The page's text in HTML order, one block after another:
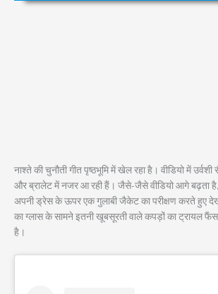
नाश्ते की चुनौती गीत पृष्ठभूमि में खेल रहा है। वीडियो में उर्वशी
और ब्रालेट में नजर आ रही हैं। जैसे-जैसे वीडियो आगे बढ़ता है,
अपनी ड्रेस के ऊपर एक गुलाबी जैकेट का परीक्षण करते हुए
का ग्लास के सामने इतनी खूबसूरती वाले कपड़ों का ट्रायल
है।